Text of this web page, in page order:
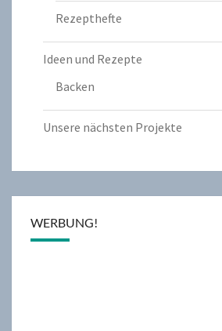
Rezepthefte
Ideen und Rezepte
Backen
Unsere nächsten Projekte
WERBUNG!